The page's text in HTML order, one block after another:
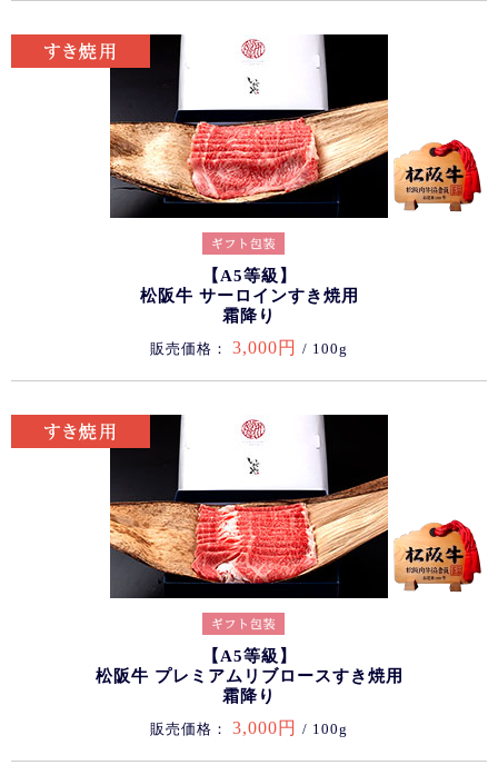
【A5等級】
松阪牛 サーロインすき焼用
霜降り
販売価格： 3,000円 / 100g
【A5等級】
松阪牛 プレミアムリブロースすき焼用
霜降り
販売価格： 3,000円 / 100g